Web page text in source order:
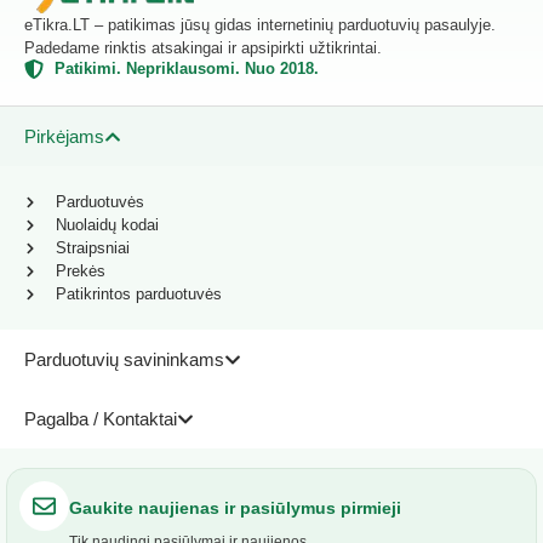
eTikra.LT – patikimas jūsų gidas internetinių parduotuvių pasaulyje.
Padedame rinktis atsakingai ir apsipirkti užtikrintai.
Patikimi. Nepriklausomi. Nuo 2018.
Pirkėjams
Parduotuvių savininkams
Pagalba / Kontaktai
Parduotuvės
Nuolaidų kodai
Straipsniai
Prekės
Patikrintos parduotuvės
Gaukite naujienas ir pasiūlymus pirmieji